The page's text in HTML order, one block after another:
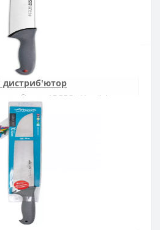
дистриб'ютор
ARCOS в Україні
1-3 днів по Україні
на ножі